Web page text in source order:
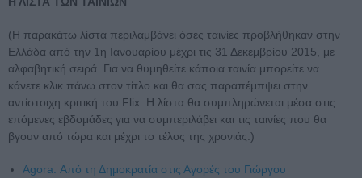
(Η παρακάτω λίστα περιλαμβάνει όσες ταινίες προβλήθηκαν στην
Ελλάδα από την 1η Ιανουαρίου μέχρι τις 31 Δεκεμβρίου 2015, με
αλφαβητική σειρά. Για να θυμηθείτε κάποια ταινία μπορείτε να
κάνετε κλικ πάνω στον τίτλο και θα σας παραπέμπψει στην
αντίστοιχη κριτική του Flix. H λίστα θα συμπληρώνεται μέσα στις
επόμενες εβδομάδες για να συμπεριλάβει και τις ταινίες που θα
βγουν από τώρα και μέχρι το τέλος της χρονιάς.)
Agora: Από τη Δημοκρατία στις Αγορές του Γιώργου